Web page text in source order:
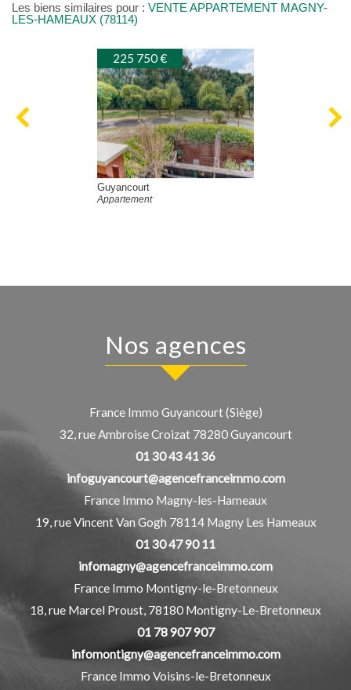
Les biens similaires pour : VENTE APPARTEMENT MAGNY-
LES-HAMEAUX (78114)
225 750 €
Guyancourt
Appartement
nos agences
France Immo Guyancourt (Siège)
32, rue Ambroise Croizat 78280Guyancourt
01 30 43 41 36
infoguyancourt@agencefranceimmo.com
France Immo Magny-les-Hameaux
19, rue Vincent Van Gogh 78114 Magny Les Hameaux
01 30 47 90 11
infomagny@agencefranceimmo.com
France Immo Montigny-le-Bretonneux
18, rue Marcel Proust, 78180 Montigny-Le-Bretonneux
01 78 907 907
infomontigny@agencefranceimmo.com
France Immo Voisins-le-Bretonneux